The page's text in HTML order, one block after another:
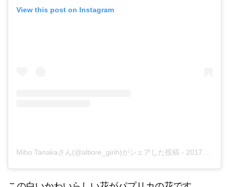
View this post on Instagram
Miho Tanakaさん(@altiore_girih)がシェアした投稿 - 2017年10月月8日午後6時13分PDT